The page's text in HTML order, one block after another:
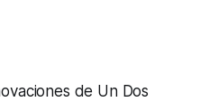
de Un Dos